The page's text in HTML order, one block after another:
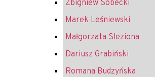
Zbigniew Sobecki
Marek Leśniewski
Małgorzata Sleziona
Dariusz Grabiński
Romana Budzyńska